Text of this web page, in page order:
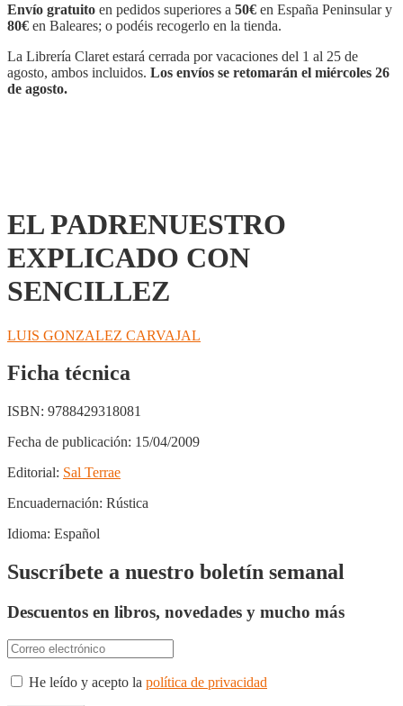
Envío gratuito en pedidos superiores a 50€ en España Peninsular y
80€ en Baleares; o podéis recogerlo en la tienda.
La Librería Claret estará cerrada por vacaciones del 1 al 25 de
agosto, ambos incluidos. Los envíos se retomarán el miércoles 26
de agosto.
EL PADRENUESTRO
EXPLICADO CON
SENCILLEZ
LUIS GONZALEZ CARVAJAL
Ficha técnica
ISBN: 9788429318081
Fecha de publicación: 15/04/2009
Editorial: Sal Terrae
Encuadernación: Rústica
Idioma: Español
Suscríbete a nuestro boletín semanal
Descuentos en libros, novedades y mucho más
He leído y acepto la política de privacidad